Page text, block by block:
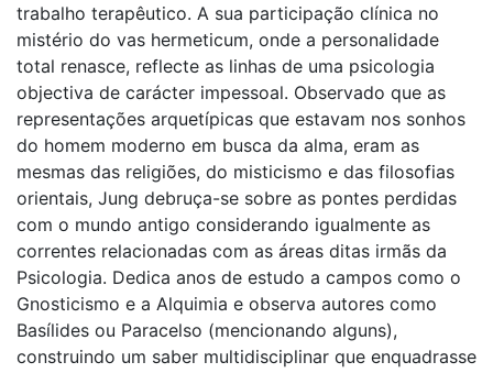
trabalho terapêutico. A sua participação clínica no
mistério do vas hermeticum, onde a personalidade
total renasce, reflecte as linhas de uma psicologia
objectiva de carácter impessoal. Observado que as
representações arquetípicas que estavam nos sonhos
do homem moderno em busca da alma, eram as
mesmas das religiões, do misticismo e das filosofias
orientais, Jung debruça-se sobre as pontes perdidas
com o mundo antigo considerando igualmente as
correntes relacionadas com as áreas ditas irmãs da
Psicologia. Dedica anos de estudo a campos como o
Gnosticismo e a Alquimia e observa autores como
Basílides ou Paracelso (mencionando alguns),
construindo um saber multidisciplinar que enquadrasse